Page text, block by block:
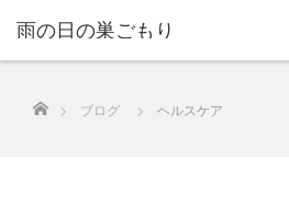
雨の日の巣ごもり
ブログ ヘルスケア